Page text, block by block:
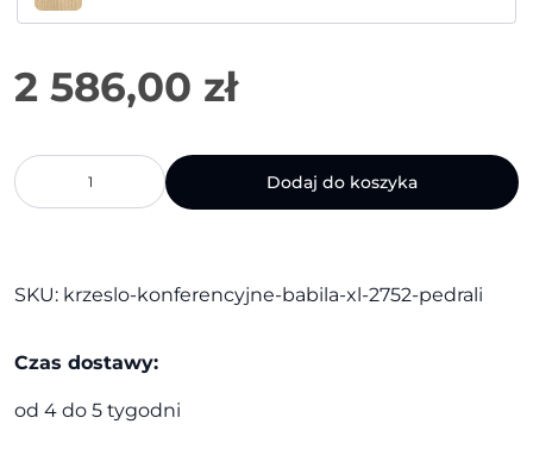
ilość
Krzesło
konferencyjne
2752
Dodaj do koszyka
SKU: krzeslo-konferencyjne-babila-xl-2752-pedrali
Czas dostawy:
od 4 do 5 tygodni